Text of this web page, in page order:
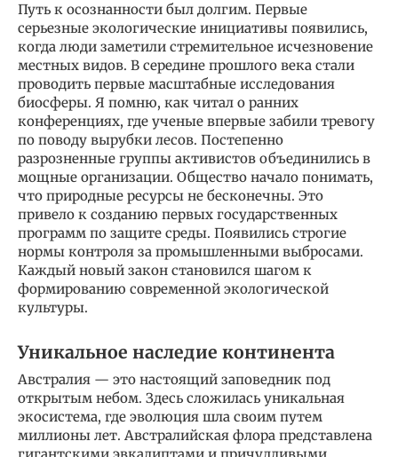
Путь к осознанности был долгим. Первые
серьезные экологические инициативы появились,
когда люди заметили стремительное исчезновение
местных видов. В середине прошлого века стали
проводить первые масштабные исследования
биосферы. Я помню, как читал о ранних
конференциях, где ученые впервые забили тревогу
по поводу вырубки лесов. Постепенно
разрозненные группы активистов объединились в
мощные организации. Общество начало понимать,
что природные ресурсы не бесконечны. Это
привело к созданию первых государственных
программ по защите среды. Появились строгие
нормы контроля за промышленными выбросами.
Каждый новый закон становился шагом к
формированию современной экологической
культуры.
Уникальное наследие континента
Австралия — это настоящий заповедник под
открытым небом. Здесь сложилась уникальная
экосистема, где эволюция шла своим путем
миллионы лет. Австралийская флора представлена